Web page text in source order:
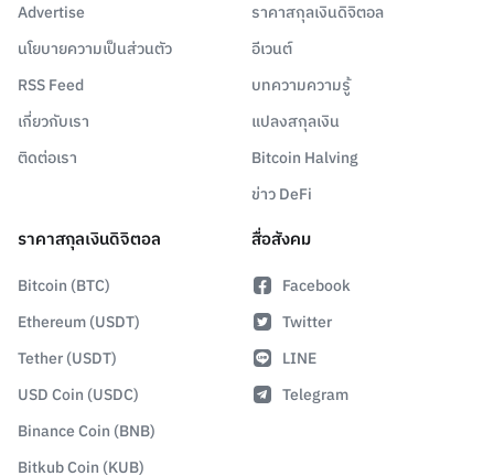
Advertise
นโยบายความเป็นส่วนตัว
RSS Feed
เกี่ยวกับเรา
ติดต่อเรา
ราคาสกุลเงินดิจิตอล
อีเวนต์
บทความความรู้
แปลงสกุลเงิน
Bitcoin Halving
ข่าว DeFi
ราคาสกุลเงินดิจิตอล
Bitcoin (BTC)
Ethereum (USDT)
Tether (USDT)
USD Coin (USDC)
Binance Coin (BNB)
Bitkub Coin (KUB)
สื่อสังคม
Facebook
Twitter
LINE
Telegram